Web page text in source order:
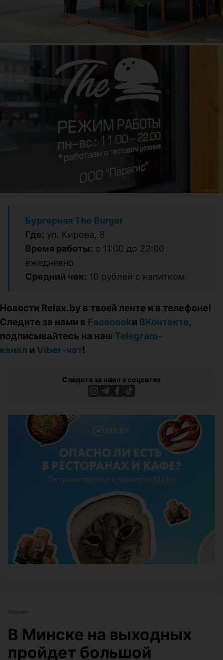
Бургерная The Burger
Где: ул. Кирова, 8
Время работы: с 11:00 до 22:00
ежедневно
Средний чек: 10 рублей с напитком
Новости Relax.by в твоей ленте и в телефоне!
Следите за нами в Facebookи ВКонтакте,
подписывайтесь на наш Telegram-
канал и Viber-чат!
Следите за нами в соцсетях
Журнал
В Минске на выходных
пройдет большой